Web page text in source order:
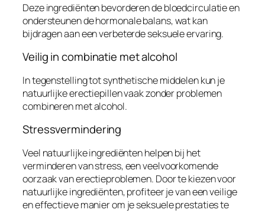
Deze ingrediënten bevorderen de bloedcirculatie en
ondersteunen de hormonale balans, wat kan
bijdragen aan een verbeterde seksuele ervaring.
Veilig in combinatie met alcohol
In tegenstelling tot synthetische middelen kun je
natuurlijke erectiepillen vaak zonder problemen
combineren met alcohol.
Stressvermindering
Veel natuurlijke ingrediënten helpen bij het
verminderen van stress, een veelvoorkomende
oorzaak van erectieproblemen. Door te kiezen voor
natuurlijke ingrediënten, profiteer je van een veilige
en effectieve manier om je seksuele prestaties te